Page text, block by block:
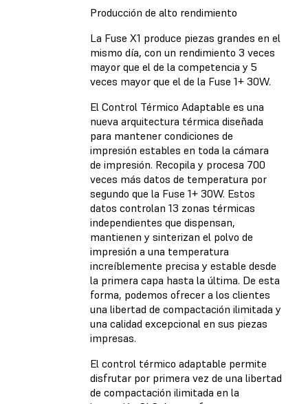
Producción de alto rendimiento
La Fuse X1 produce piezas grandes en el
mismo día, con un rendimiento 3 veces
mayor que el de la competencia y 5
veces mayor que el de la Fuse 1+ 30W.
El Control Térmico Adaptable es una
nueva arquitectura térmica diseñada
para mantener condiciones de
impresión estables en toda la cámara
de impresión. Recopila y procesa 700
veces más datos de temperatura por
segundo que la Fuse 1+ 30W. Estos
datos controlan 13 zonas térmicas
independientes que dispensan,
mantienen y sinterizan el polvo de
impresión a una temperatura
increíblemente precisa y estable desde
la primera capa hasta la última. De esta
forma, podemos ofrecer a los clientes
una libertad de compactación ilimitada y
una calidad excepcional en sus piezas
impresas.
El control térmico adaptable permite
disfrutar por primera vez de una libertad
de compactación ilimitada en la